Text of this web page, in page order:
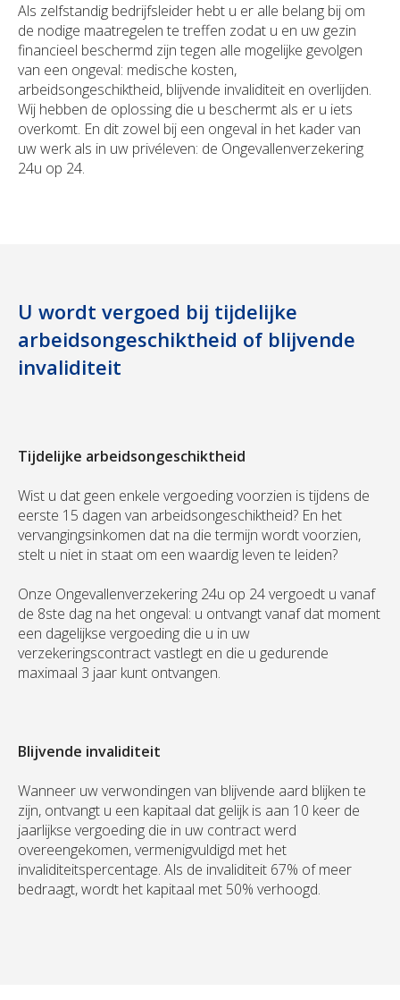
Als zelfstandig bedrijfsleider hebt u er alle belang bij om
de nodige maatregelen te treffen zodat u en uw gezin
financieel beschermd zijn tegen alle mogelijke gevolgen
van een ongeval: medische kosten,
arbeidsongeschiktheid, blijvende invaliditeit en overlijden.
Wij hebben de oplossing die u beschermt als er u iets
overkomt. En dit zowel bij een ongeval in het kader van
uw werk als in uw privéleven: de Ongevallenverzekering
24u op 24.
U wordt vergoed bij tijdelijke
arbeidsongeschiktheid of blijvende
invaliditeit
Tijdelijke arbeidsongeschiktheid
Wist u dat geen enkele vergoeding voorzien is tijdens de
eerste 15 dagen van arbeidsongeschiktheid? En het
vervangingsinkomen dat na die termijn wordt voorzien,
stelt u niet in staat om een waardig leven te leiden?
Onze Ongevallenverzekering 24u op 24 vergoedt u vanaf
de 8ste dag na het ongeval: u ontvangt vanaf dat moment
een dagelijkse vergoeding die u in uw
verzekeringscontract vastlegt en die u gedurende
maximaal 3 jaar kunt ontvangen.
Blijvende invaliditeit
Wanneer uw verwondingen van blijvende aard blijken te
zijn, ontvangt u een kapitaal dat gelijk is aan 10 keer de
jaarlijkse vergoeding die in uw contract werd
overeengekomen, vermenigvuldigd met het
invaliditeitspercentage. Als de invaliditeit 67% of meer
bedraagt, wordt het kapitaal met 50% verhoogd.